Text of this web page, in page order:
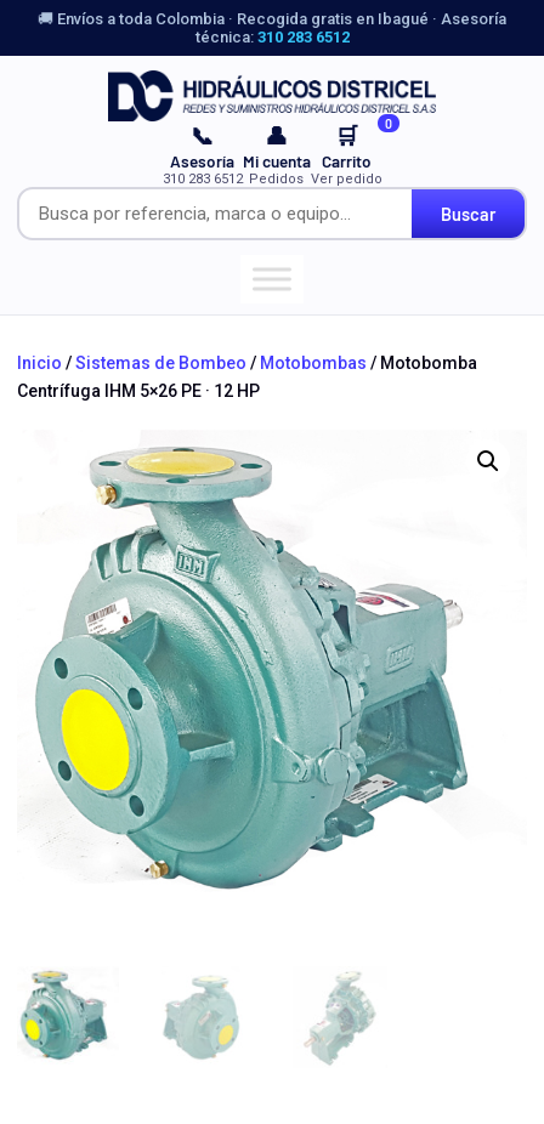
🚚 Envíos a toda Colombia · Recogida gratis en Ibagué · Asesoría
técnica: 310 283 6512
Buscar
📞
Asesoría
310 283 6512
👤
Mi cuenta
Pedidos
🛒 0
Carrito
Ver pedido
Inicio /Sistemas de Bombeo / Motobombas / Motobomba
Centrífuga IHM 5×26 PE · 12 HP